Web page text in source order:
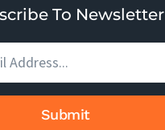
To Newsletter
Submit